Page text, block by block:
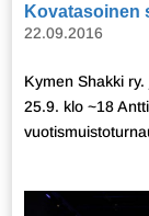
Kovatasoinen
22.09.2016
Kymen Shakki
25.9. klo ~18